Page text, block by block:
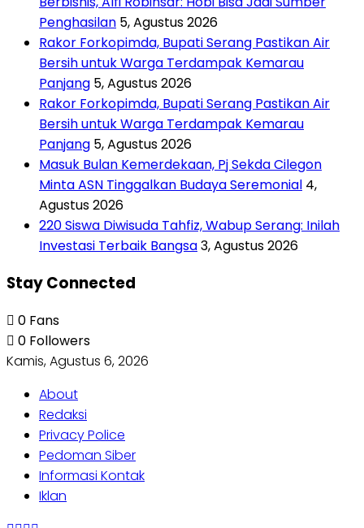
Penghasilan 5, Agustus 2026
Rakor Forkopimda, Bupati Serang Pastikan Air
Bersih untuk Warga Terdampak Kemarau
Panjang 5, Agustus 2026
Rakor Forkopimda, Bupati Serang Pastikan Air
Bersih untuk Warga Terdampak Kemarau
Panjang 5, Agustus 2026
Masuk Bulan Kemerdekaan, Pj Sekda Cilegon
Minta ASN Tinggalkan Budaya Seremonial 4,
Agustus 2026
220 Siswa Diwisuda Tahfiz, Wabup Serang: Inilah
Investasi Terbaik Bangsa3, Agustus 2026
Stay Connected
0 Fans
0 Followers
Kamis, Agustus 6, 2026
About
Redaksi
Privacy Police
Pedoman Siber
Informasi Kontak
Iklan